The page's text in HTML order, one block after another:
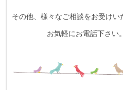
その他、様々なご相談をお受けい
お気軽にお電話下さい。